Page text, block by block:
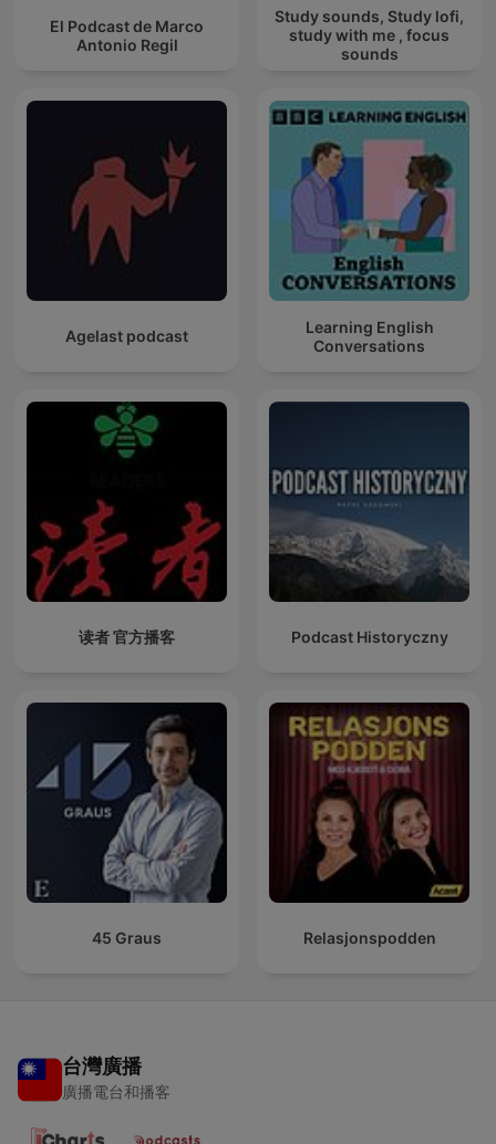
El Podcast de Marco
Antonio Regil
Study sounds, Study lofi,
study with me , focus
sounds
Agelast podcast
Learning English
Conversations
读者 官方播客 Podcast Historyczny
45 Graus Relasjonspodden
台灣廣播
廣播電台和播客